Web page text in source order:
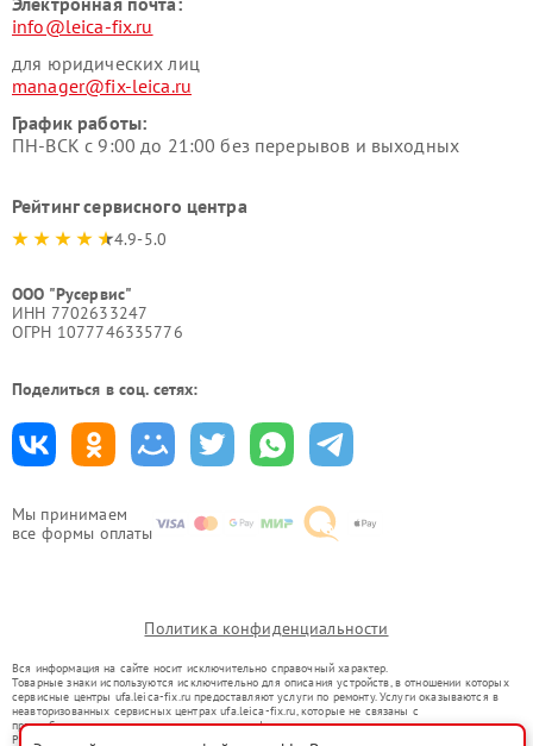
Мы принимаем
все формы оплаты
info@leica-fix.ru
для юридических лиц
manager@fix-leica.ru
График работы:
ПН-ВСК с 9:00 до 21:00 без перерывов и выходных
Рейтинг сервисного центра
4.9-5.0
ООО "Русервис"
ИНН 7702633247
ОГРН 1077746335776
Поделиться в соц. сетях:
Политика конфиденциальности
Вся информация на сайте носит исключительно справочный характер.
Товарные знаки используются исключительно для описания устройств, в отношении которых
сервисные центры ufa.leica-fix.ru предоставляют услуги по ремонту. Услуги оказываются в
неавторизованных сервисных центрах ufa.leica-fix.ru, которые не связаны с
правообладателями товарных знаков или их официальными представителями.
Ремонт осуществляется для устройств, уже введенных в гражданский оборот в соответствии